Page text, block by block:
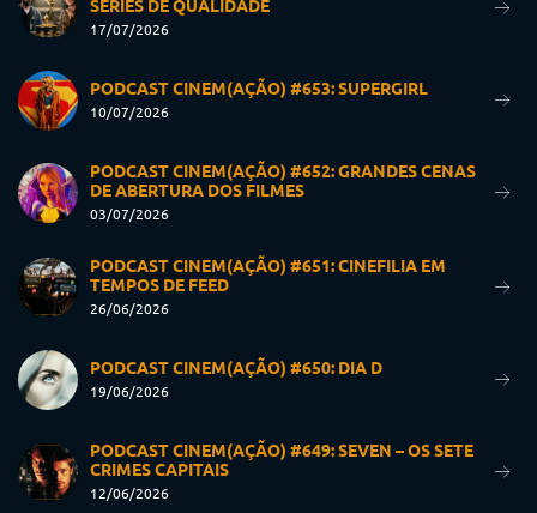
SÉRIES DE QUALIDADE
17/07/2026
PODCAST CINEM(AÇÃO) #653: SUPERGIRL
10/07/2026
PODCAST CINEM(AÇÃO) #652: GRANDES CENAS
DE ABERTURA DOS FILMES
03/07/2026
PODCAST CINEM(AÇÃO) #651: CINEFILIA EM
TEMPOS DE FEED
26/06/2026
PODCAST CINEM(AÇÃO) #650: DIA D
19/06/2026
PODCAST CINEM(AÇÃO) #649: SEVEN – OS SETE
CRIMES CAPITAIS
12/06/2026